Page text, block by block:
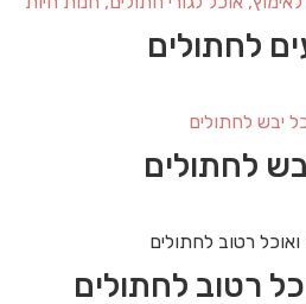
לחתולים
לחתולים
רטוב לחתולים